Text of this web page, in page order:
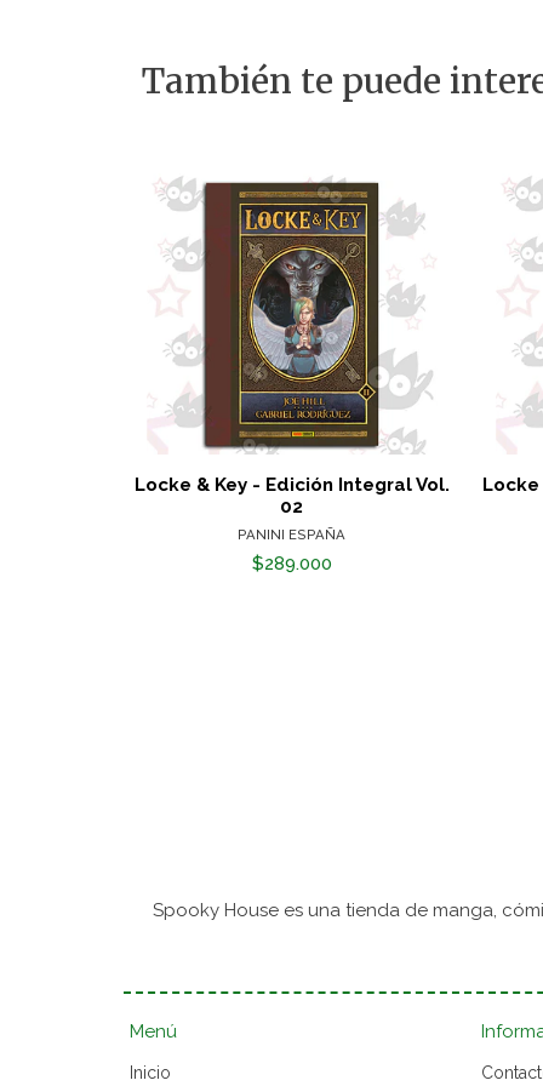
También te puede
Locke & Key - Edición Integral Vol.
02
PANINI ESPAÑA
$289.000
Locke
Spooky House es una tienda de manga,
Menú
Inicio